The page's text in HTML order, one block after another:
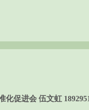
化促进会 伍文虹